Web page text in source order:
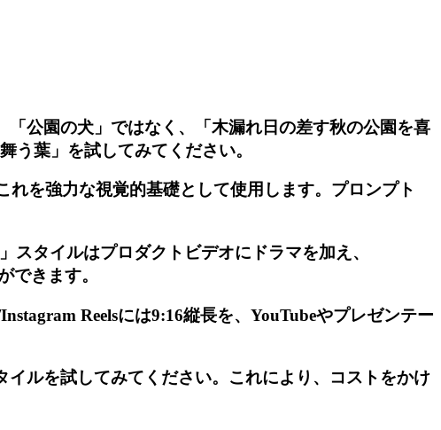
公園の犬」ではなく、「木漏れ日の差す秋の公園を喜
う葉」を試してみてください。
を強力な視覚的基礎として使用します。プロンプト
タイルはプロダクトビデオにドラマを加え、
できます。
Reelsには9:16縦長を、YouTubeやプレゼンテー
ルを試してみてください。これにより、コストをかけ